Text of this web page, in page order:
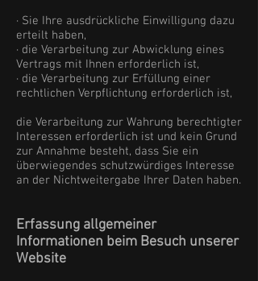
· Sie Ihre ausdrückliche Einwilligung dazu
erteilt haben,
· die Verarbeitung zur Abwicklung eines
Vertrags mit Ihnen erforderlich ist,
· die Verarbeitung zur Erfüllung einer
rechtlichen Verpflichtung erforderlich ist,
die Verarbeitung zur Wahrung berechtigter
Interessen erforderlich ist und kein Grund
zur Annahme besteht, dass Sie ein
überwiegendes schutzwürdiges Interesse
an der Nichtweitergabe Ihrer Daten haben.
Erfassung allgemeiner
Informationen beim Besuch unserer
Website